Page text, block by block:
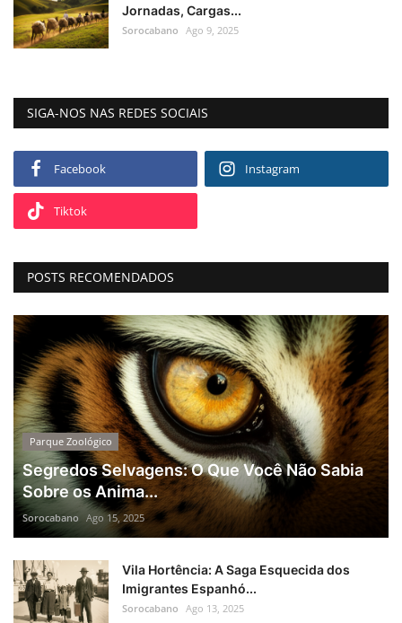
Jornadas, Cargas...
Sorocabano Ago 9, 2025
SIGA-NOS NAS REDES SOCIAIS
Facebook Instagram
Tiktok
POSTS RECOMENDADOS
Parque Zoológico
Segredos Selvagens: O Que Você Não Sabia
Sobre os Anima...
Sorocabano Ago 15, 2025
Vila Hortência: A Saga Esquecida dos
Imigrantes Espanhó...
Sorocabano Ago 13, 2025